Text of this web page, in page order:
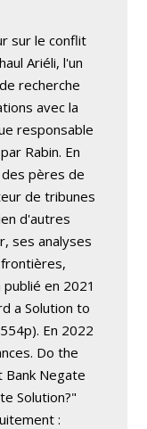
sur le conflit
Ariéli, l'un
recherche
avec la
responsable
Rabin. En
pères de
de tribunes
d'autres
ses analyses
en 2021
a Solution to
En 2022
Do the
Bank Negate
Solution?"
: